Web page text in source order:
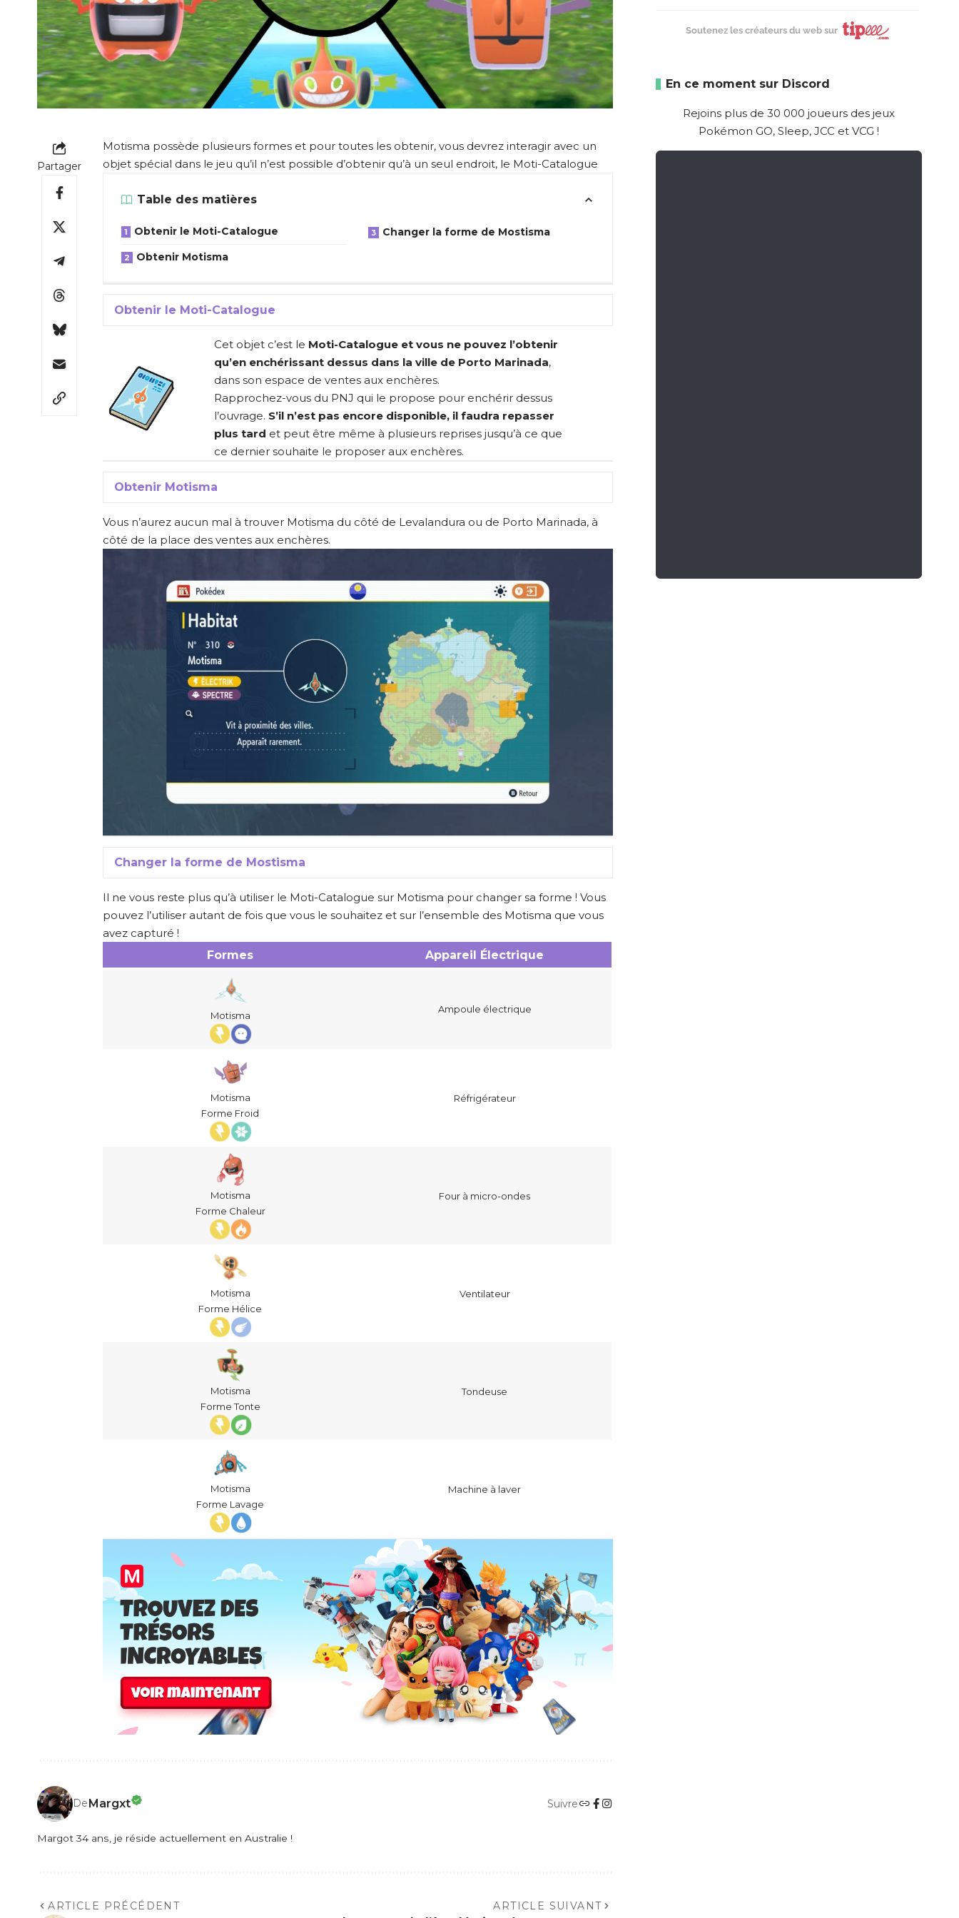
Partager
Motisma possède plusieurs formes et pour toutes les obtenir, vous devrez interagir avec un
objet spécial dans le jeu qu’il n’est possible d’obtenir qu’à un seul endroit, le Moti-Catalogue
Table des matières
Obtenir le Moti-Catalogue
Obtenir Motisma
Changer la forme de Mostisma
Obtenir le Moti-Catalogue
Cet objet c’est le Moti-Catalogue et vous ne pouvez l’obtenir
qu’en enchérissant dessus dans la ville de Porto Marinada,
dans son espace de ventes aux enchères.
Rapprochez-vous du PNJ qui le propose pour enchérir dessus
l’ouvrage. S’il n’est pas encore disponible, il faudra repasser
plus tard et peut être même à plusieurs reprises jusqu’à ce que
ce dernier souhaite le proposer aux enchères.
Obtenir Motisma
Vous n’aurez aucun mal à trouver Motisma du côté de Levalandura ou de Porto Marinada, à
côté de la place des ventes aux enchères.
Changer la forme de Mostisma
Il ne vous reste plus qu’à utiliser le Moti-Catalogue sur Motisma pour changer sa forme ! Vous
pouvez l’utiliser autant de fois que vous le souhaitez et sur l’ensemble des Motisma que vous
avez capturé !
Formes
Appareil Électrique
Motisma
Ampoule électrique
Motisma
Forme Froid
Réfrigérateur
Motisma
Forme Chaleur
Four à micro-ondes
Motisma
Forme Hélice
Ventilateur
Motisma
Forme Tonte
Tondeuse
Motisma
Forme Lavage
Machine à laver
DeMargxt Suivre
Margot 34 ans, je réside actuellement en Australie !
ARTICLE PRÉCÉDENT ARTICLE SUIVANT
Soutenez les créateurs du web sur
En ce moment sur Discord
Rejoins plus de 30 000 joueurs des jeux
Pokémon GO, Sleep, JCC et VCG !